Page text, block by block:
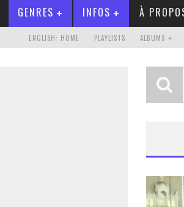
GENRES INFOS À
ENGLISH: HOME PLAYLISTS ALBUMS